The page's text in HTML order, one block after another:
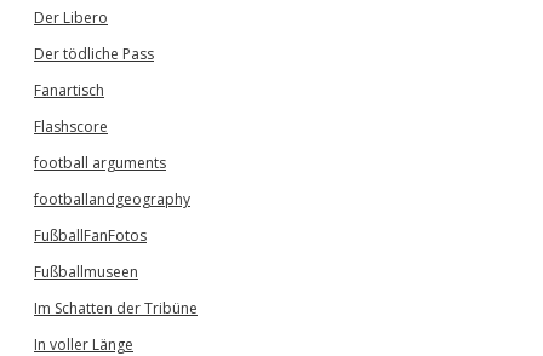
Der Libero
Der tödliche Pass
Fanartisch
Flashscore
football arguments
footballandgeography
FußballFanFotos
Fußballmuseen
Im Schatten der Tribüne
In voller Länge